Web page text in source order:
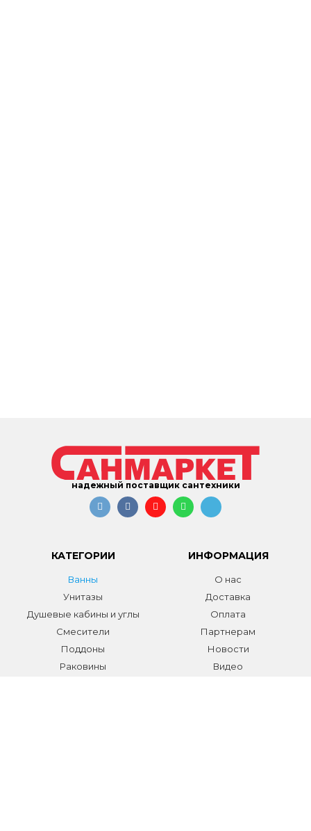
надежный поставщик сантехники
КАТЕГОРИИ
Ванны
Унитазы
Душевые кабины и углы
Смесители
Поддоны
Раковины
ИНФОРМАЦИЯ
О нас
Доставка
Оплата
Партнерам
Новости
Видео